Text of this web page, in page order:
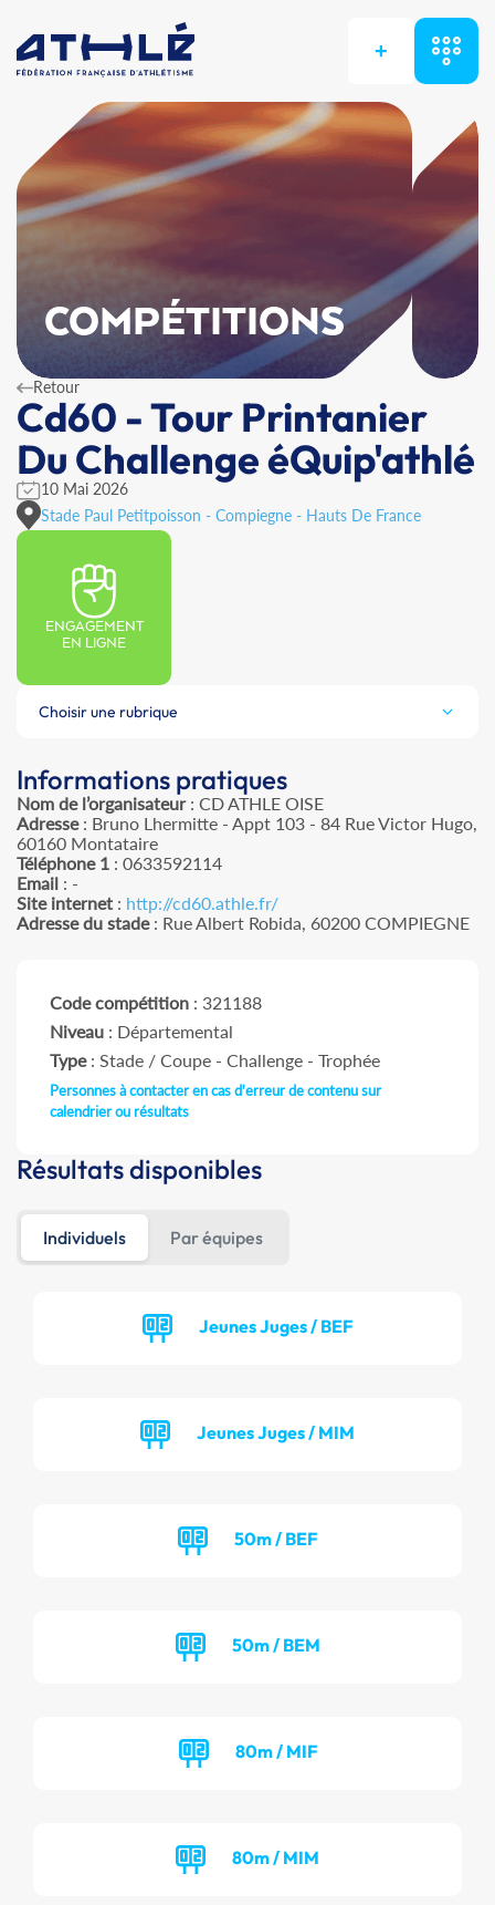
+
COMPÉTITIONS
Retour
Cd60 - Tour Printanier
Du Challenge éQuip'athlé
10 Mai 2026
Stade Paul Petitpoisson - Compiegne - Hauts De France
ENGAGEMENT
EN LIGNE
Choisir une rubrique
Informations pratiques
Nom de l’organisateur: CD ATHLE OISE
Adresse: Bruno Lhermitte - Appt 103 - 84 Rue Victor Hugo,
60160 Montataire
Téléphone 1 : 0633592114
Email : -
Site internet : http://cd60.athle.fr/
Adresse du stade: Rue Albert Robida, 60200 COMPIEGNE
Code compétition : 321188
Niveau : Départemental
Type: Stade / Coupe - Challenge - Trophée
Personnes à contacter en cas d'erreur de contenu sur
calendrier ou résultats
Résultats disponibles
Individuels Par équipes
Jeunes Juges / BEF
Jeunes Juges / MIM
50m / BEF
50m / BEM
80m / MIF
80m / MIM